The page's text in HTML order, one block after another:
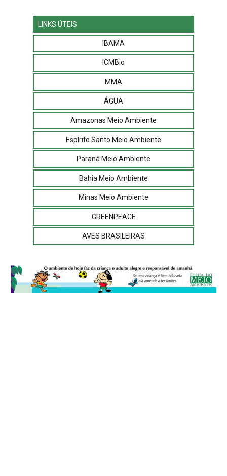
LINKS ÚTEIS
IBAMA
ICMBio
MMA
ÁGUA
Amazonas Meio Ambiente
Espírito Santo Meio Ambiente
Paraná Meio Ambiente
Bahia Meio Ambiente
Minas Meio Ambiente
GREENPEACE
AVES BRASILEIRAS